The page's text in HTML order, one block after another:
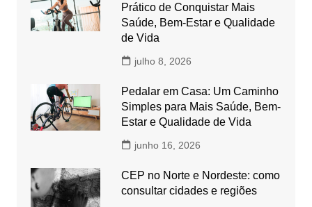
Prático de Conquistar Mais
Saúde, Bem-Estar e Qualidade
de Vida
julho 8, 2026
Pedalar em Casa: Um Caminho
Simples para Mais Saúde, Bem-
Estar e Qualidade de Vida
junho 16, 2026
CEP no Norte e Nordeste: como
consultar cidades e regiões